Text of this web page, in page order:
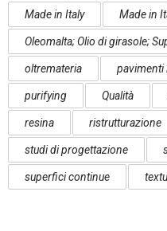
Made in Italy Made in
Oleomalta; Olio di girasole;
oltremateria pavimenti
purifying Qualità
resina ristrutturazione
studi di progettazione
superfici continue